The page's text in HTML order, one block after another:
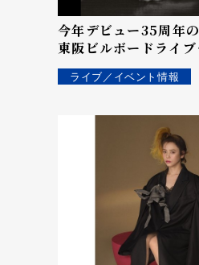
今年デビュー35周年
東阪ビルボードライブ
ライブ／イベント情報